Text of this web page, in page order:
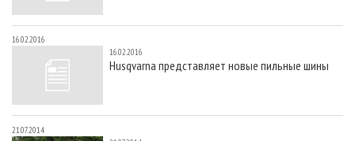
16.02.2016
16.02.2016
Husqvarna представляет новые пильные шины
21.07.2014